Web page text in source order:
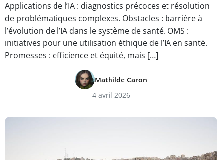
Applications de l’IA : diagnostics précoces et résolution
de problématiques complexes. Obstacles : barrière à
l’évolution de l’IA dans le système de santé. OMS :
initiatives pour une utilisation éthique de l’IA en santé.
Promesses : efficience et équité, mais […]
Mathilde Caron
4 avril 2026